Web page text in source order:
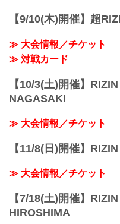
【9/10(木)開催】超
≫ 大会情報／チケット
≫ 対戦カード
【10/3(土)開催】
NAGASAKI
≫ 大会情報／チケット
【11/8(日)開催】
≫ 大会情報／チケット
【7/18(土)開催】
HIROSHIMA